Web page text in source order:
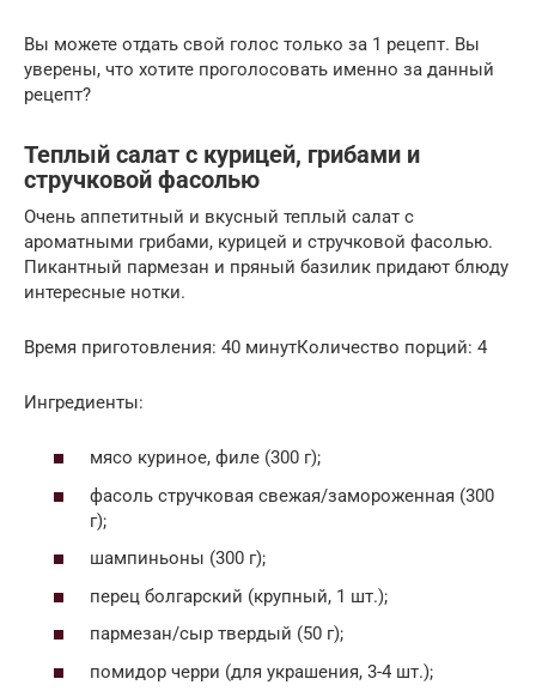
Вы можете отдать свой голос только за 1 рецепт. Вы
уверены, что хотите проголосовать именно за данный
рецепт?
Теплый салат с курицей, грибами и
стручковой фасолью
Очень аппетитный и вкусный теплый салат с
ароматными грибами, курицей и стручковой фасолью.
Пикантный пармезан и пряный базилик придают блюду
интересные нотки.
Время приготовления: 40 минутКоличество порций: 4
Ингредиенты:
мясо куриное, филе (300 г);
фасоль стручковая свежая/замороженная (300
г);
шампиньоны (300 г);
перец болгарский (крупный, 1 шт.);
пармезан/сыр твердый (50 г);
помидор черри (для украшения, 3-4 шт.);